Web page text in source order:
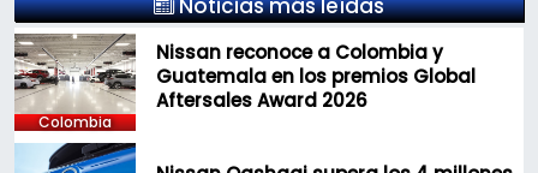
Noticias más leídas
Colombia
Nissan reconoce a Colombia y
Guatemala en los premios Global
Aftersales Award 2026